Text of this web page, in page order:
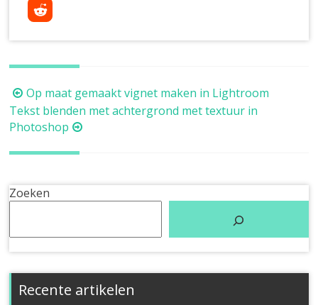
Berichtnavigatie
Op maat gemaakt vignet maken in Lightroom
Tekst blenden met achtergrond met textuur in
Photoshop
Zoeken
Recente artikelen